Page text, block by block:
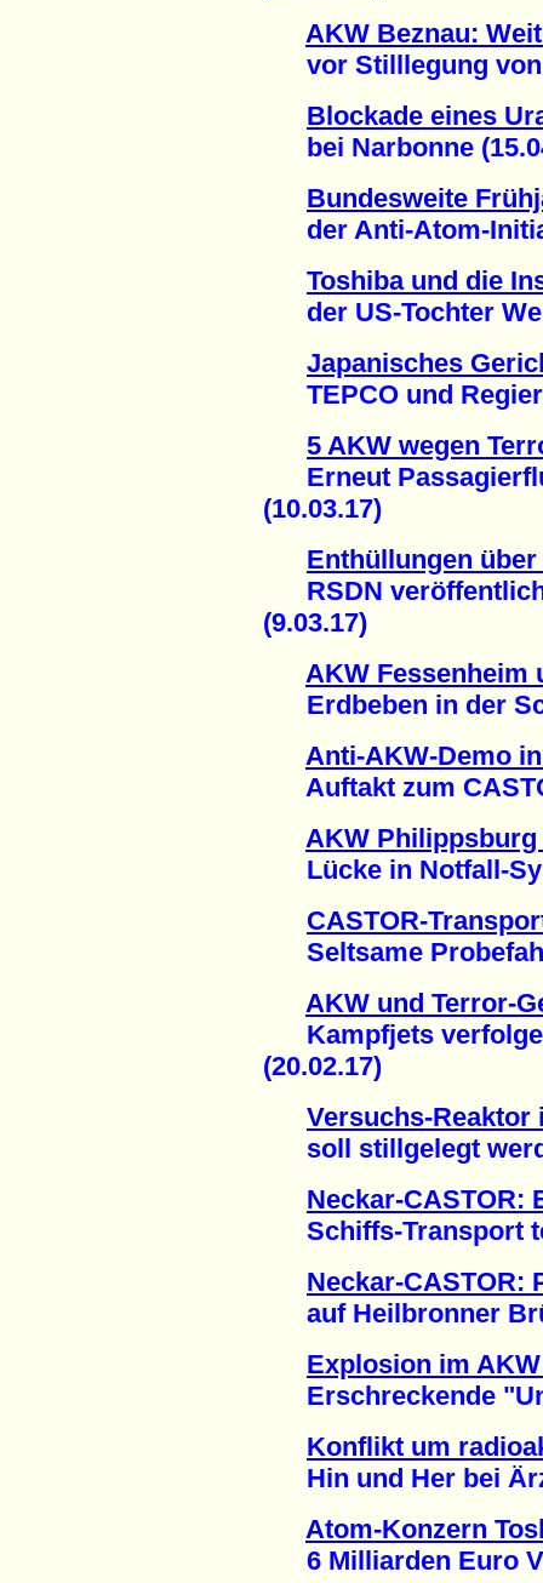
AKW Beznau:
vor Stilllegung von
Blockade eines
bei Narbonne
Bundesweite
der Anti-Atom-
Toshiba und die
der US-Tochter
Japanisches
TEPCO und
5 AKW wegen
Erneut
(10.03.17)
Enthüllungen
RSDN
(9.03.17)
AKW Fessenheim
Erdbeben in der
Anti-AKW-Demo
Auftakt zum
AKW
Lücke in Notfall-
CASTOR-
Seltsame
AKW und Terror-
Kampfjets
(20.02.17)
Versuchs-Reaktor
soll stillgelegt
Neckar-CASTOR:
Schiffs-Transport
Neckar-CASTOR:
auf Heilbronner
Explosion im
Erschreckende
Konflikt um
Hin und Her bei
Atom-Konzern
6 Milliarden Euro